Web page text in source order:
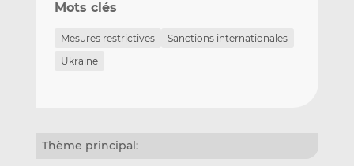
Mots clés
Mesures restrictives
Sanctions internationales
Ukraine
Thème principal: